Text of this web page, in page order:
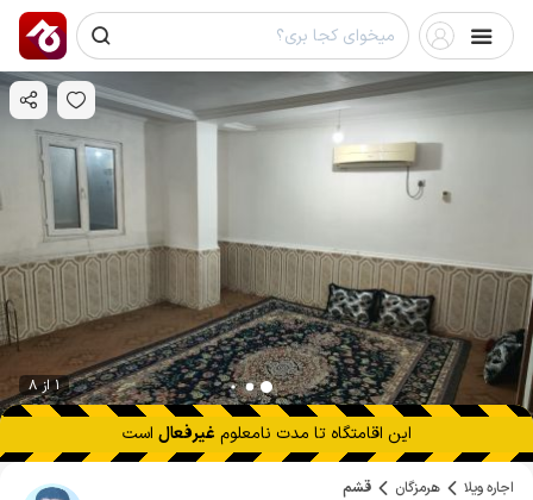
1 از 8
این اقامتگاه تا مدت نامعلوم غیرفعال است
اجاره ویلا هرمزگان قشم